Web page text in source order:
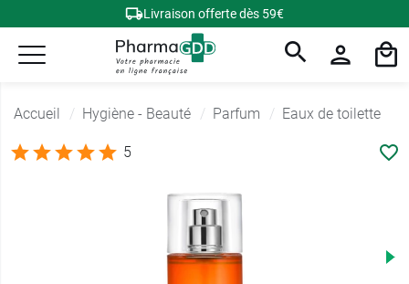
Livraison offerte dès 59€
Accueil Hygiène - Beauté Parfum Eaux de toilette
5